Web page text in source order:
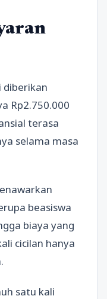
diberikan
Rp2.750.000
terasa
selama masa
beasiswa
biaya yang
cicilan hanya
satu kali